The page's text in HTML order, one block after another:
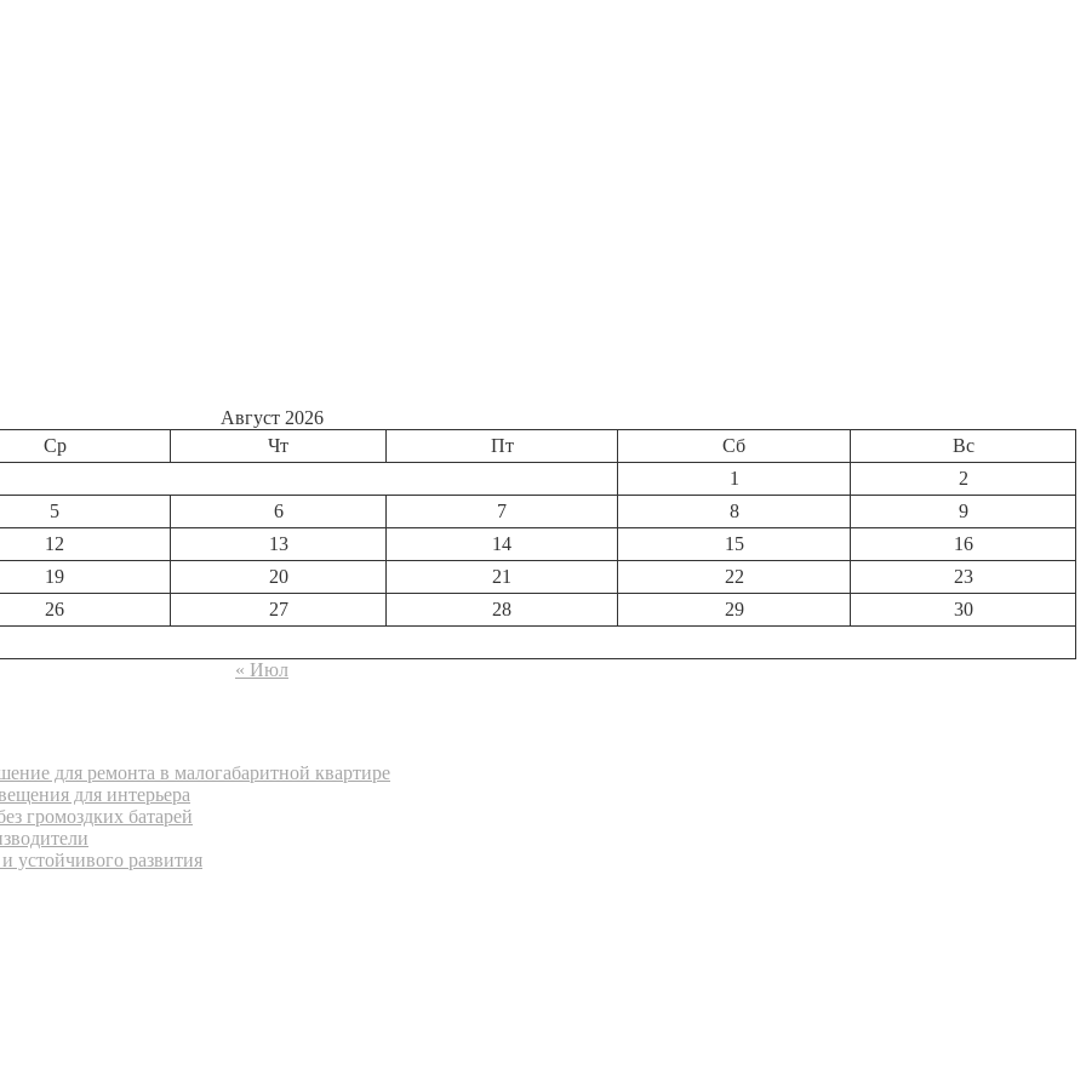
Август 2026
Ср Чт Пт Сб
Вс
1
2
5 6 7 8
9
12 13 14 15
16
19 20 21 22
23
26 27 28 29
30
« Июл
для ремонта в малогабаритной квартире
для интерьера
громоздких батарей
устойчивого развития